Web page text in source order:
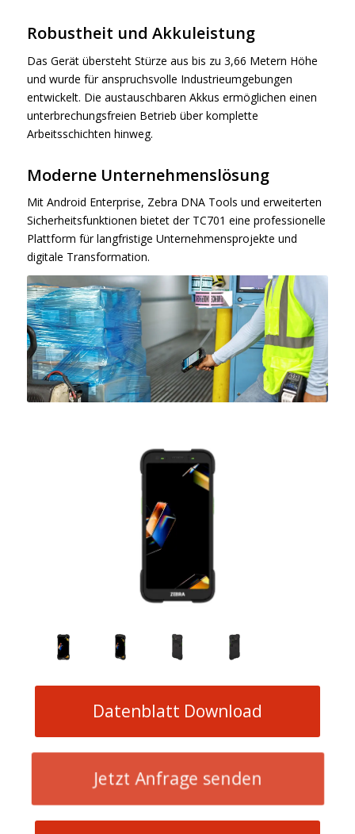
Robustheit und Akkuleistung
Das Gerät übersteht Stürze aus bis zu 3,66 Metern Höhe
und wurde für anspruchsvolle Industrieumgebungen
entwickelt. Die austauschbaren Akkus ermöglichen einen
unterbrechungsfreien Betrieb über komplette
Arbeitsschichten hinweg.
Moderne Unternehmenslösung
Mit Android Enterprise, Zebra DNA Tools und erweiterten
Sicherheitsfunktionen bietet der TC701 eine professionelle
Plattform für langfristige Unternehmensprojekte und
digitale Transformation.
Datenblatt Download
Jetzt Anfrage senden